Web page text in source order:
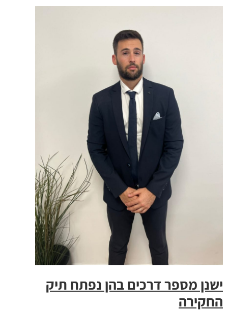
ישנן מספר דרכים בהן נפתח תיק
החקירה